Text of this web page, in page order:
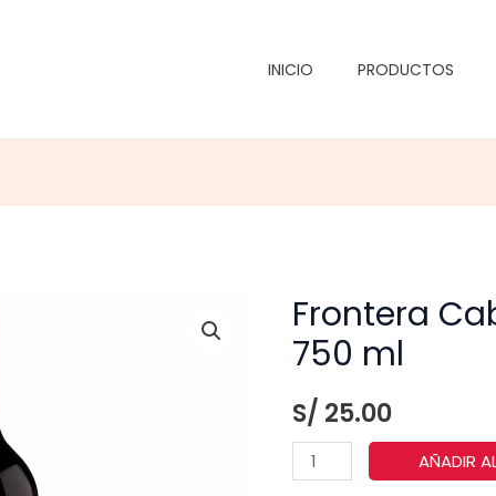
INICIO PRODUCTOS
Frontera
750 ml
S/ 25.00
Frontera
Cabernet
AÑADIR